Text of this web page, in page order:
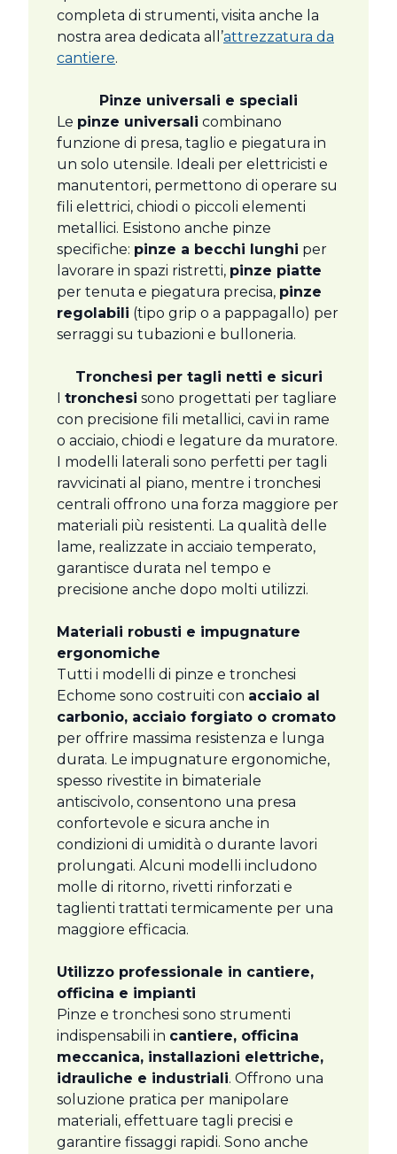
completa di strumenti, visita anche la
nostra area dedicata all’attrezzatura da
cantiere.
Pinze universali e speciali
Le pinze universali combinano
funzione di presa, taglio e piegatura in
un solo utensile. Ideali per elettricisti e
manutentori, permettono di operare su
fili elettrici, chiodi o piccoli elementi
metallici. Esistono anche pinze
specifiche: pinze a becchi lunghi per
lavorare in spazi ristretti, pinze piatte
per tenuta e piegatura precisa, pinze
regolabili (tipo grip o a pappagallo) per
serraggi su tubazioni e bulloneria.
Tronchesi per tagli netti e sicuri
I tronchesi sono progettati per tagliare
con precisione fili metallici, cavi in rame
o acciaio, chiodi e legature da muratore.
I modelli laterali sono perfetti per tagli
ravvicinati al piano, mentre i tronchesi
centrali offrono una forza maggiore per
materiali più resistenti. La qualità delle
lame, realizzate in acciaio temperato,
garantisce durata nel tempo e
precisione anche dopo molti utilizzi.
Materiali robusti e impugnature
ergonomiche
Tutti i modelli di pinze e tronchesi
Echome sono costruiti con acciaio al
carbonio, acciaio forgiato o cromato
per offrire massima resistenza e lunga
durata. Le impugnature ergonomiche,
spesso rivestite in bimateriale
antiscivolo, consentono una presa
confortevole e sicura anche in
condizioni di umidità o durante lavori
prolungati. Alcuni modelli includono
molle di ritorno, rivetti rinforzati e
taglienti trattati termicamente per una
maggiore efficacia.
Utilizzo professionale in cantiere,
officina e impianti
Pinze e tronchesi sono strumenti
indispensabili in cantiere, officina
meccanica, installazioni elettriche,
idrauliche e industriali. Offrono una
soluzione pratica per manipolare
materiali, effettuare tagli precisi e
garantire fissaggi rapidi. Sono anche